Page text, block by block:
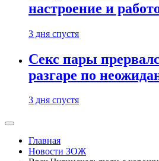
настроение и
3 дня спустя
Секс пары
разгаре по
3 дня спустя
Главная
Новости ЗОЖ